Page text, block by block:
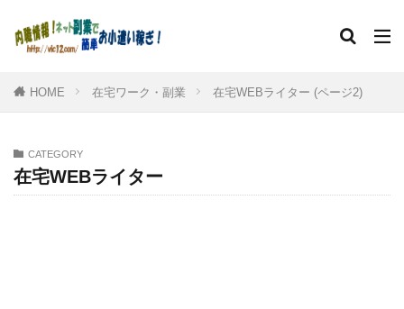
HOME 在宅ワーク・副業 在宅WEBライター (ページ2)
CATEGORY
在宅WEBライター